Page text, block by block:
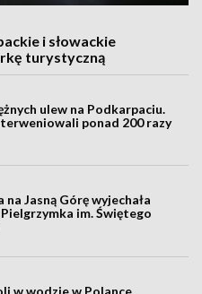
i słowackie
turystyczną
ulew na Podkarpaciu.
ponad 200 razy
na Jasną Górę wyjechała
im. Świętego
w wodzie w Polance